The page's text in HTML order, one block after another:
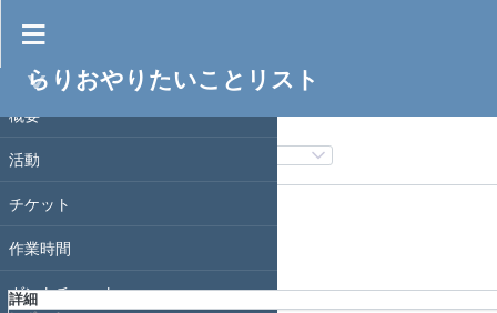
プロジェクト
概要
活動
チケット
作業時間
ガントチャート
らりおやりたいことリスト
作業時間
フィルタ
フィルタ追加
適用
詳細